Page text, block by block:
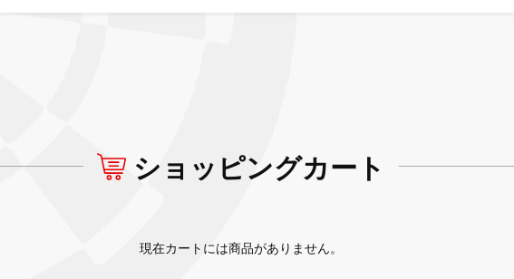
ショッピングカート
現在カートには商品がありません。